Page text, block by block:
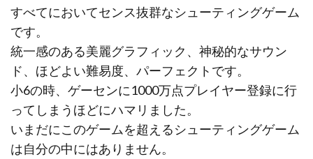
すべてにおいてセンス抜群なシューティングゲーム
です。
統一感のある美麗グラフィック、神秘的なサウン
ド、ほどよい難易度、パーフェクトです。
小6の時、ゲーセンに1000万点プレイヤー登録に行
ってしまうほどにハマリました。
いまだにこのゲームを超えるシューティングゲーム
は自分の中にはありません。